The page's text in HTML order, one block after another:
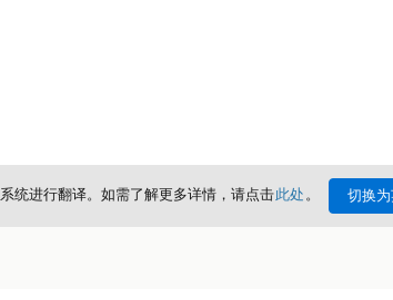
统进行翻译。如需了解更多详情，请点击此处。 切换